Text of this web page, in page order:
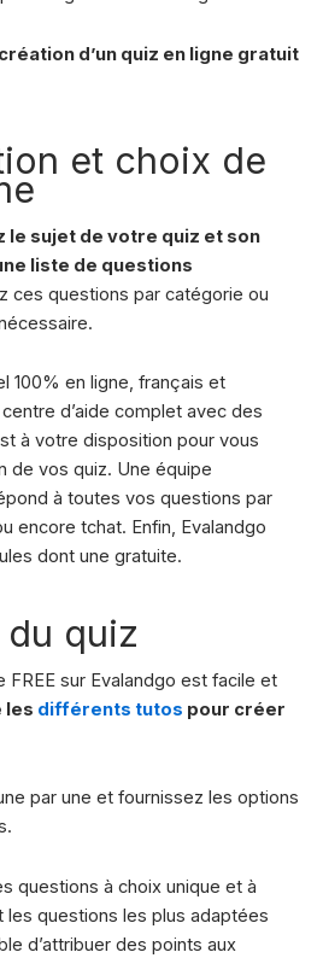
d’un quiz en ligne gratuit
et choix de
le sujet de votre quiz et son
liste de questions
ces questions par catégorie ou
100% en ligne, français et
d’aide complet avec des
à votre disposition pour vous
de vos quiz. Une équipe
à toutes vos questions par
encore tchat. Enfin, Evalandgo
dont une gratuite.
quiz
FREE sur Evalandgo est facile et
les différents tutos pour créer
par une et fournissez les options
questions à choix unique et à
les questions les plus adaptées
d’attribuer des points aux